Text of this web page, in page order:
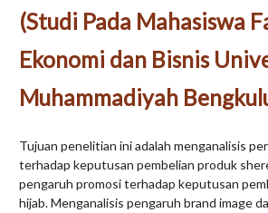
(Studi Pada Mahasiswa
Ekonomi dan Bisnis
Muhammadiyah
Tujuan penelitian ini adalah menganalisis
terhadap keputusan pembelian produk
pengaruh promosi terhadap keputusan
hijab. Menganalisis pengaruh brand image